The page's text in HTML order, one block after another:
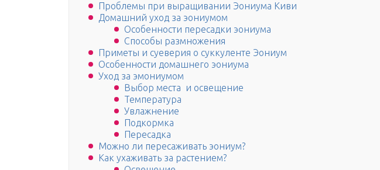
Проблемы при выращивании Эониума Киви
Домашний уход за эониумом
Особенности пересадки эониума
Способы размножения
Приметы и суеверия о суккуленте Эониум
Особенности домашнего эониума
Уход за эмониумом
Выбор места и освещение
Температура
Увлажнение
Подкормка
Пересадка
Можно ли пересаживать эониум?
Как ухаживать за растением?